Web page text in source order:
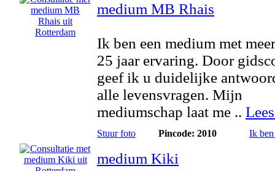
medium MB Rhais
Ik ben een medium met
25 jaar ervaring. Door
geef ik u duidelijke
alle levensvragen. Mijn
mediumschap laat me ..
Stuur foto Pincode: 2010 Ik
medium Kiki